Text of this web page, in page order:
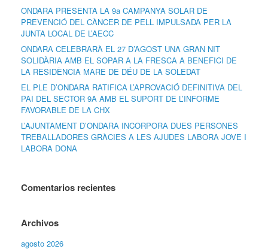
ONDARA PRESENTA LA 9a CAMPANYA SOLAR DE
PREVENCIÓ DEL CÀNCER DE PELL IMPULSADA PER LA
JUNTA LOCAL DE L’AECC
ONDARA CELEBRARÀ EL 27 D’AGOST UNA GRAN NIT
SOLIDÀRIA AMB EL SOPAR A LA FRESCA A BENEFICI DE
LA RESIDÈNCIA MARE DE DÉU DE LA SOLEDAT
EL PLE D’ONDARA RATIFICA L’APROVACIÓ DEFINITIVA DEL
PAI DEL SECTOR 9A AMB EL SUPORT DE L’INFORME
FAVORABLE DE LA CHX
L’AJUNTAMENT D’ONDARA INCORPORA DUES PERSONES
TREBALLADORES GRÀCIES A LES AJUDES LABORA JOVE I
LABORA DONA
Comentarios recientes
Archivos
agosto 2026